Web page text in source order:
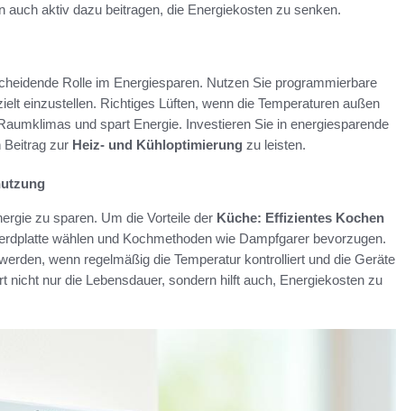
auch aktiv dazu beitragen, die Energiekosten zu senken.
Rolle im Energiesparen. Nutzen Sie programmierbare
einzustellen. Richtiges Lüften, wenn die Temperaturen außen
und spart Energie. Investieren Sie in energiesparende
Beitrag zur Heiz- und Kühloptimierung zu leisten.
zu sparen. Um die Vorteile der Küche: Effizientes Kochen
wählen und Kochmethoden wie Dampfgarer bevorzugen.
wenn regelmäßig die Temperatur kontrolliert und die Geräte
nicht nur die Lebensdauer, sondern hilft auch, Energiekosten zu